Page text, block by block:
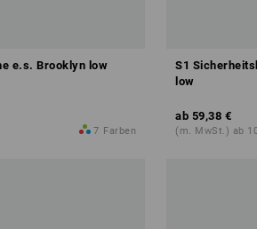
e.s. Brooklyn low
7 Farben
S1
low
ab 59,38 €
(m. MwSt.) ab